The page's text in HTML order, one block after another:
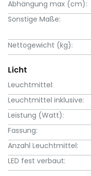
Abhängung max (cm):
Sonstige Maße:
Nettogewicht (kg):
Licht
Leuchtmittel:
Leuchtmittel inklusive:
Leistung (Watt):
Fassung:
Anzahl Leuchtmittel:
LED fest verbaut: